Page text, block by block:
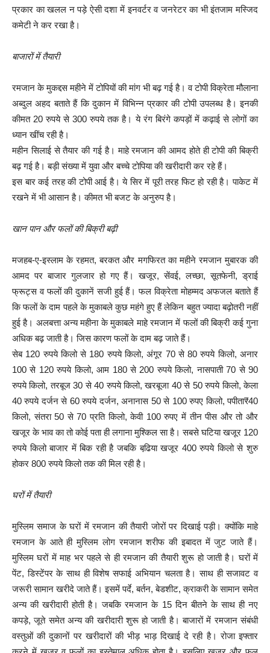
प्रकार का खलल न पड़े ऐसी दशा में इनवर्टर व जनरेटर का भी इंतजाम मस्जिद
कमेटी ने कर रखा है।
बाजारों में तैयारी
रमजान के मुकद्दस महीने में टोपियों की मांग भी बढ़ गई है। व टोपी विक्रेता मौलाना
अब्दुल अहद बताते हैं कि दुकान में विभिन्न प्रकार की टोपी उपलब्ध है। इनकी
कीमत 20 रुपये से 300 रुपये तक है। ये रंग बिरंगे कपड़ों में कढ़ाई से लोगों का
ध्यान खींच रही है।
महीन सिलाई से तैयार की गई है। माहे रमजान की आमद होते ही टोपी की बिक्री
बढ़ गई है। बड़ी संख्या में युवा और बच्चे टोपिया की खरीदारी कर रहे हैं।
इस बार कई तरह की टोपी आई है। ये सिर में पूरी तरह फिट हो रही है। पाकेट में
रखने में भी आसान है। कीमत भी बजट के अनुरुप है।
खान पान और फलों की बिक्री बढ़ी
मजहब-ए-इस्लाम के रहमत, बरकत और मगफिरत का महीने रमजान मुबारक की
आमद पर बाजार गुलजार हो गए हैं। खजूर, सेंवई, लच्छा, सूतफेनी, ड्राई
फ्रूट्स व फलों की दुकानें सजी हुई हैं। फल विक्रेता मोहम्मद अफजल बताते हैं
कि फलों के दाम पहले के मुकाबले कुछ महंगे हुए हैं लेकिन बहुत ज्यादा बढ़ोतरी नहीं
हुई है। अलबत्ता अन्य महीना के मुकाबले माहे रमजान में फलों की बिक्री कई गुना
अधिक बढ़ जाती है। जिस कारण फलों के दाम बढ़ जाते हैं।
सेब 120 रुपये किलो से 180 रुपये किलो, अंगूर 70 से 80 रुपये किलो, अनार
100 से 120 रुपये किलो, आम 180 से 200 रुपये किलो, नासपाती 70 से 90
रुपये किलो, तरबूज 30 से 40 रुपये किलो, खरबूजा 40 से 50 रुपये किलो, केला
40 रुपये दर्जन से 60 रुपये दर्जन, अनानास 50 से 100 रुपए किलो, पपीता₹40
किलो, संतरा 50 से 70 प्रति किलो, केवी 100 रुपए में तीन पीस और तो और
खजूर के भाव का तो कोई पता ही लगाना मुश्किल सा है। सबसे घटिया खजूर 120
रुपये किलो बाजार में बिक रही है जबकि बढि़या खजूर 400 रुपये किलो से शुरु
होकर 800 रुपये किलो तक की मिल रही है।
घरों में तैयारी
मुस्लिम समाज के घरों में रमजान की तैयारी जोरों पर दिखाई पड़ी। क्योंकि माहे
रमजान के आते ही मुस्लिम लोग रमजान शरीफ की इबादत में जुट जाते हैं।
मुस्लिम घरों में माह भर पहले से ही रमजान की तैयारी शुरू हो जाती है। घरों में
पेंट, डिस्टेंपर के साथ ही विशेष सफाई अभियान चलता है। साथ ही सजावट व
जरूरी सामान खरीदे जाते हैं। इसमें पर्दे, बर्तन, बेडशीट, क्राकरी के सामान समेत
अन्य की खरीदारी होती है। जबकि रमजान के 15 दिन बीतने के साथ ही नए
कपड़े, जूते समेत अन्य की खरीदारी शुरू हो जाती है। बाजारों में रमजान संबंधी
वस्तुओं की दुकानों पर खरीदारों की भीड़ भाड़ दिखाई दे रही है। रोजा इफ्तार